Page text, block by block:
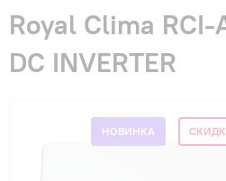
Гарантия и сервис
Royal Clima RCI-
DC INVERTER
НОВИНКА